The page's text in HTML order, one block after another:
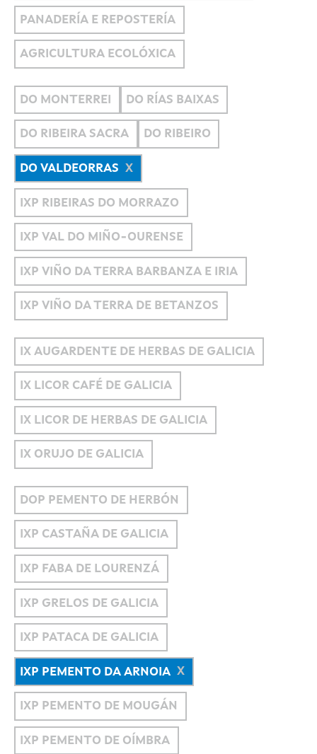
PANADERÍA E REPOSTERÍA
AGRICULTURA ECOLÓXICA
DO MONTERREI DO RÍAS BAIXAS
DO RIBEIRA SACRA DO RIBEIRO
DO VALDEORRAS
IXP RIBEIRAS DO MORRAZO
IXP VAL DO MIÑO-OURENSE
IXP VIÑO DA TERRA BARBANZA E IRIA
IXP VIÑO DA TERRA DE BETANZOS
IX AUGARDENTE DE HERBAS DE GALICIA
IX LICOR CAFÉ DE GALICIA
IX LICOR DE HERBAS DE GALICIA
IX ORUJO DE GALICIA
DOP PEMENTO DE HERBÓN
IXP CASTAÑA DE GALICIA
IXP FABA DE LOURENZÁ
IXP GRELOS DE GALICIA
IXP PATACA DE GALICIA
IXP PEMENTO DA ARNOIA
IXP PEMENTO DE MOUGÁN
IXP PEMENTO DE OÍMBRA